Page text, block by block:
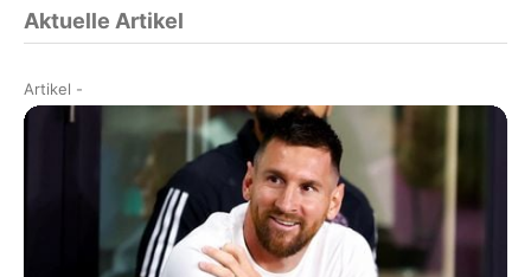
Aktuelle Artikel
Artikel -